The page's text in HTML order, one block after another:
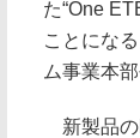
た“One
ことにな
ム事業本
新製品の